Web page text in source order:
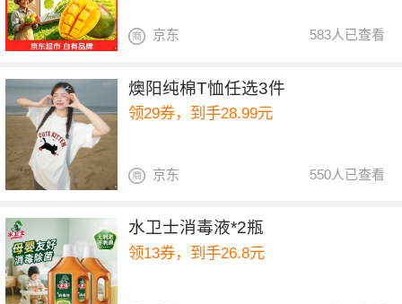
583人已查看
京东
燠阳纯棉T恤任选3件
领29券，到手28.99元
550人已查看
京东
水卫士消毒液*2瓶
领13券，到手26.8元